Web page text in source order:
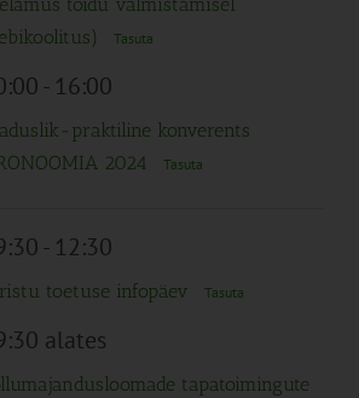
toidu valmistamisel
Tasuta
- 16:00
praktiline konverents
2024
Tasuta
- 12:30
toetuse infopäev Tasuta
alates
tapatoimingute